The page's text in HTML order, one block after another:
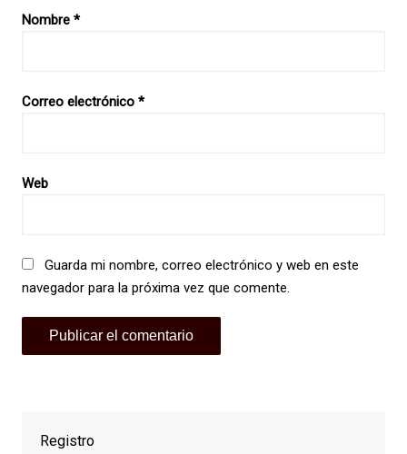
Nombre *
Correo electrónico *
Web
Guarda mi nombre, correo electrónico y web en este
navegador para la próxima vez que comente.
Registro